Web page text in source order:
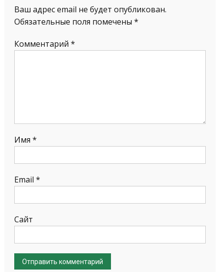
Ваш адрес email не будет опубликован.
Обязательные поля помечены *
Комментарий *
Имя *
Email *
Сайт